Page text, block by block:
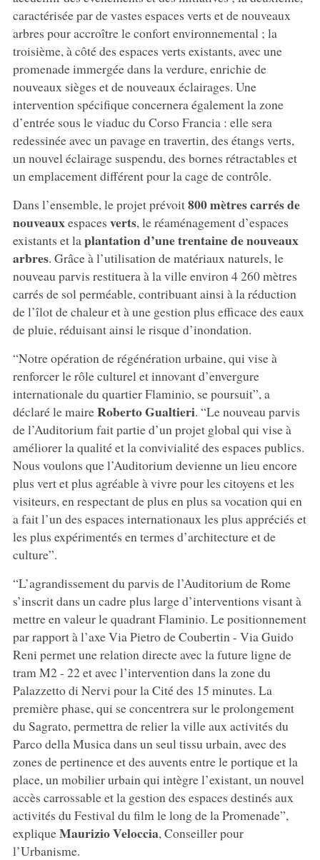
caractérisée par de vastes espaces verts et de nouveaux
arbres pour accroître le confort environnemental ; la
troisième, à côté des espaces verts existants, avec une
promenade immergée dans la verdure, enrichie de
nouveaux sièges et de nouveaux éclairages. Une
intervention spécifique concernera également la zone
d’entrée sous le viaduc du Corso Francia : elle sera
redessinée avec un pavage en travertin, des étangs verts,
un nouvel éclairage suspendu, des bornes rétractables et
un emplacement différent pour la cage de contrôle.
Dans l’ensemble, le projet prévoit800 mètres carrés de
nouveauxespaces verts, le réaménagement d’espaces
existants et laplantation d’une trentaine de nouveaux
arbres. Grâce à l’utilisation de matériaux naturels, le
nouveau parvis restituera à la ville environ 4 260 mètres
carrés de sol perméable, contribuant ainsi à la réduction
de l’îlot de chaleur et à une gestion plus efficace des eaux
de pluie, réduisant ainsi le risque d’inondation.
“Notre opération de régénération urbaine, qui vise à
renforcer le rôle culturel et innovant d’envergure
internationale du quartier Flaminio, se poursuit”, a
déclaré le maireRoberto Gualtieri. “Le nouveau parvis
de l’Auditorium fait partie d’un projet global qui vise à
améliorer la qualité et la convivialité des espaces publics.
Nous voulons que l’Auditorium devienne un lieu encore
plus vert et plus agréable à vivre pour les citoyens et les
visiteurs, en respectant de plus en plus sa vocation qui en
a fait l’un des espaces internationaux les plus appréciés et
les plus expérimentés en termes d’architecture et de
culture”.
“L’agrandissement du parvis de l’Auditorium de Rome
s’inscrit dans un cadre plus large d’interventions visant à
mettre en valeur le quadrant Flaminio. Le positionnement
par rapport à l’axe Via Pietro de Coubertin - Via Guido
Reni permet une relation directe avec la future ligne de
tram M2 - 22 et avec l’intervention dans la zone du
Palazzetto di Nervi pour la Cité des 15 minutes. La
première phase, qui se concentrera sur le prolongement
du Sagrato, permettra de relier la ville aux activités du
Parco della Musica dans un seul tissu urbain, avec des
zones de pertinence et des auvents entre le portique et la
place, un mobilier urbain qui intègre l’existant, un nouvel
accès carrossable et la gestion des espaces destinés aux
activités du Festival du film le long de la Promenade”,
expliqueMaurizio Veloccia, Conseiller pour
l’Urbanisme.